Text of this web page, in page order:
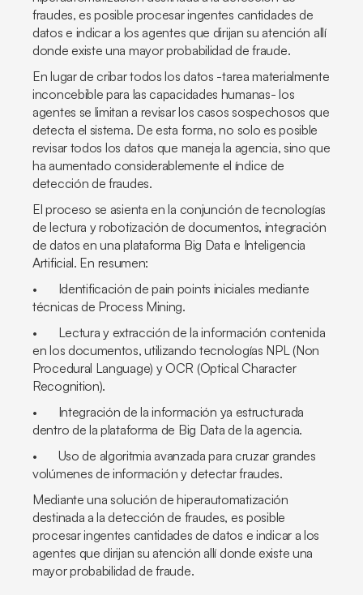
fraudes, es posible procesar ingentes cantidades de
datos e indicar a los agentes que dirijan su atención allí
donde existe una mayor probabilidad de fraude.
En lugar de cribar todos los datos -tarea materialmente
inconcebible para las capacidades humanas- los
agentes se limitan a revisar los casos sospechosos que
detecta el sistema. De esta forma, no solo es posible
revisar todos los datos que maneja la agencia, sino que
ha aumentado considerablemente el índice de
detección de fraudes.
El proceso se asienta en la conjunción de tecnologías
de lectura y robotización de documentos, integración
de datos en una plataforma Big Data e Inteligencia
Artificial. En resumen:
• Identificación depain points iniciales mediante
técnicas de Process Mining.
• Lectura y extracción de la información contenida
en los documentos, utilizando tecnologías NPL (Non
Procedural Language) y OCR (Optical Character
Recognition).
• Integración de la información ya estructurada
dentro de la plataforma de Big Data de la agencia.
• Uso de algoritmia avanzada para cruzar grandes
volúmenes de información y detectar fraudes.
Mediante una solución de hiperautomatización
destinada a la detección de fraudes, es posible
procesar ingentes cantidades de datos e indicar a los
agentes que dirijan su atención allí donde existe una
mayor probabilidad de fraude.